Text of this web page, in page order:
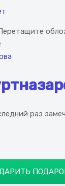
раз